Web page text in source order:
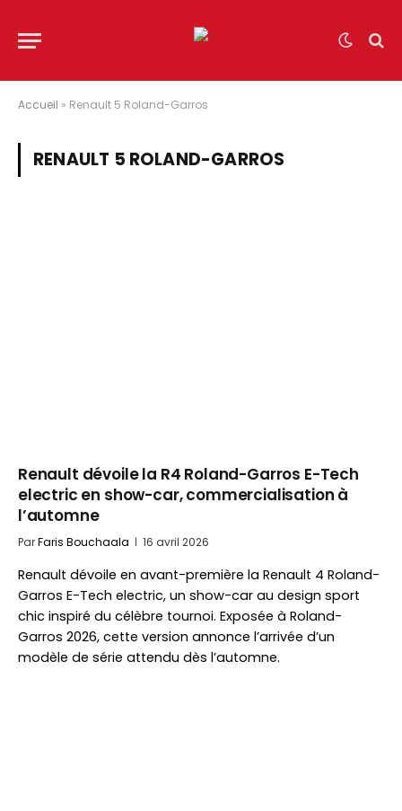
Accueil » Renault 5 Roland-Garros
RENAULT 5 ROLAND-GARROS
Renault dévoile la R4 Roland-Garros E-Tech
electric en show-car, commercialisation à
l’automne
ParFaris Bouchaala 16 avril 2026
Renault dévoile en avant-première la Renault 4 Roland-
Garros E-Tech electric, un show-car au design sport
chic inspiré du célèbre tournoi. Exposée à Roland-
Garros 2026, cette version annonce l’arrivée d’un
modèle de série attendu dès l’automne.